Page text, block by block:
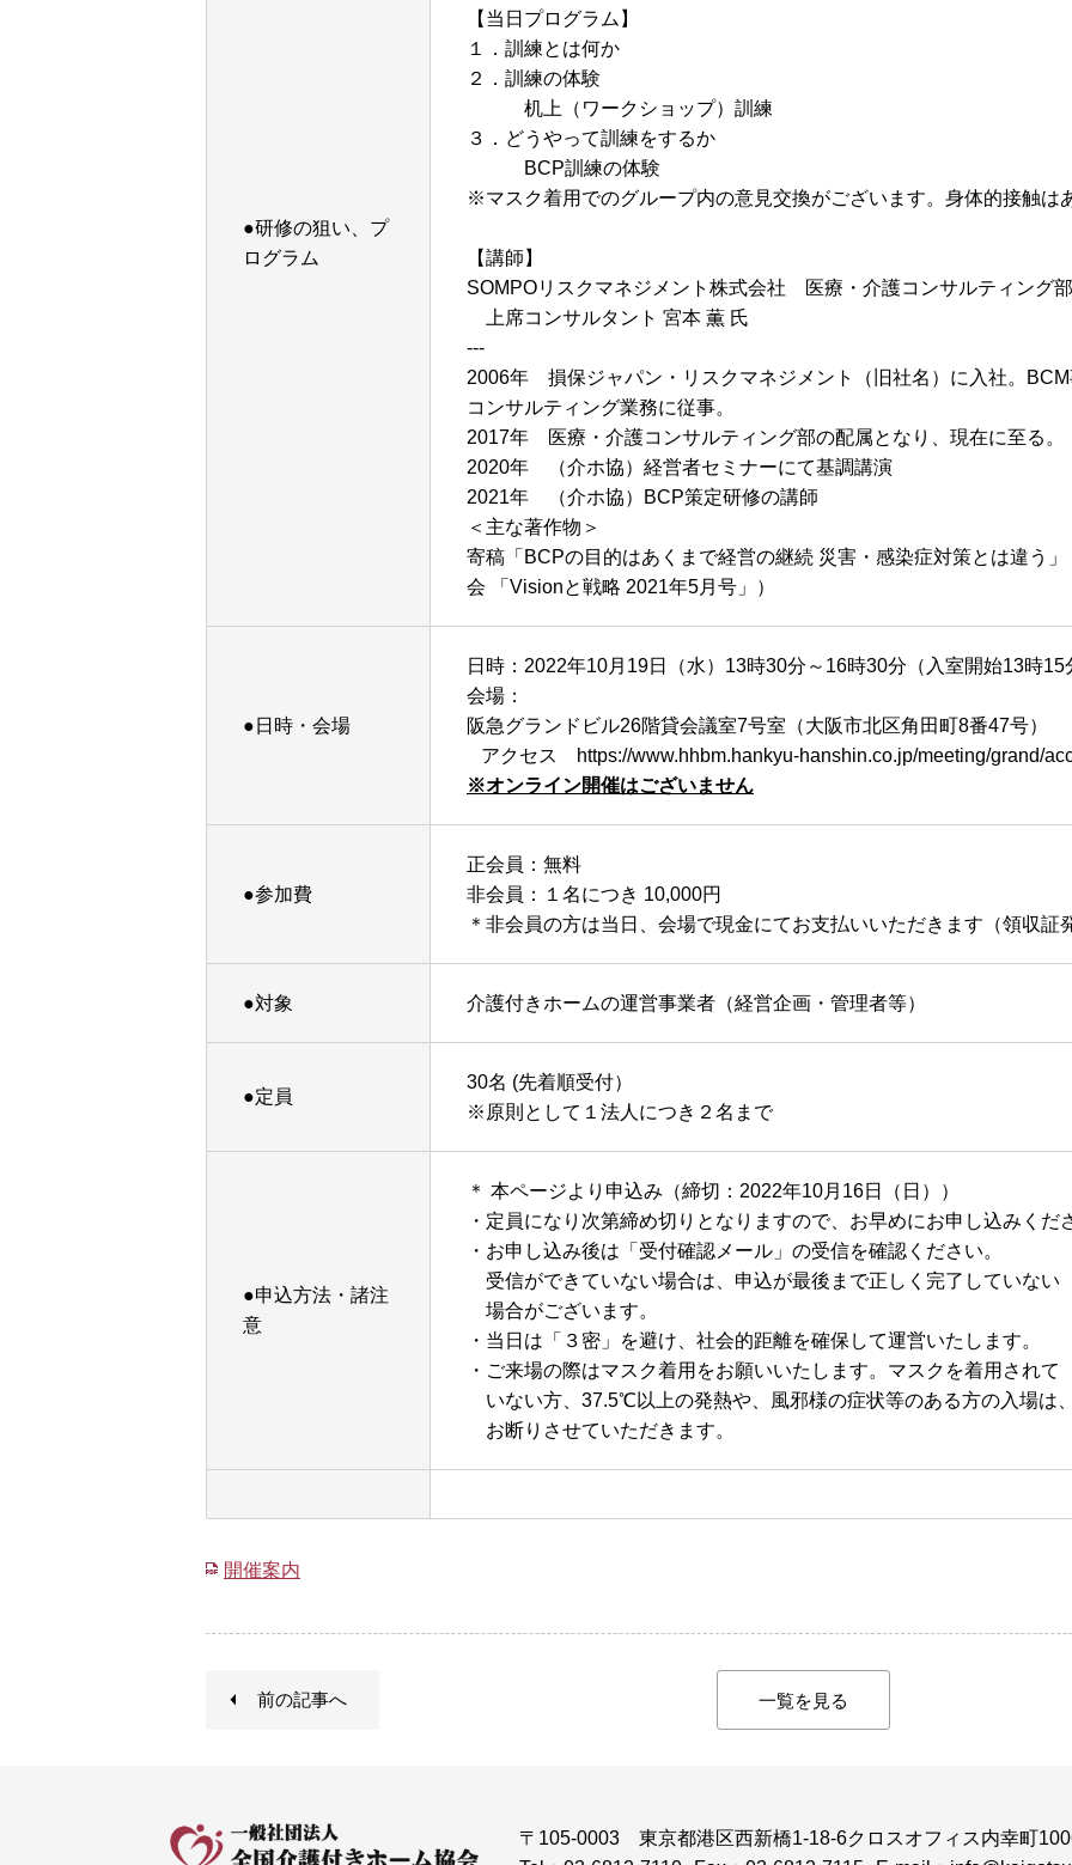
●研修の狙い、プ
ログラム
【当日プログラム】
１．訓練とは何か
２．訓練の体験
机上（ワークショップ）訓練
３．どうやって訓練をするか
BCP訓練の体験
※マスク着用でのグループ内の意見交換がございます。身体的接触は
【講師】
SOMPOリスクマネジメント株式会社 医療・介護コンサルティング部
上席コンサルタント 宮本 薫 氏
---
2006年 損保ジャパン・リスクマネジメント（旧社名）に入社。
コンサルティング業務に従事。
2017年 医療・介護コンサルティング部の配属となり、現在に至る。
2020年 （介ホ協）経営者セミナーにて基調講演
2021年 （介ホ協）BCP策定研修の講師
＜主な著作物＞
寄稿「BCPの目的はあくまで経営の継続 災害・感染症対策とは違う
会 「Visionと戦略 2021年5月号」）
●日時・会場
日時：2022年10月19日（水）13時30分～16時30分（入室開始13時15
会場：
阪急グランドビル26階貸会議室7号室（大阪市北区角田町8番47号）
アクセス
https://www.hhbm.hankyu-hanshin.co.jp/meeting/grand/
※オンライン開催はございません
●参加費
正会員：無料
非会員：１名につき 10,000円
＊非会員の方は当日、会場で現金にてお支払いいただきます（領収証
●対象 介護付きホームの運営事業者（経営企画・管理者等）
●定員
30名 (先着順受付）
※原則として１法人につき２名まで
●申込方法・諸注
意
＊ 本ページより申込み（締切：2022年10月16日（日））
・定員になり次第締め切りとなりますので、お早めにお申し込みくだ
・お申し込み後は「受付確認メール」の受信を確認ください。
受信ができていない場合は、申込が最後まで正しく完了していない
場合がございます。
・当日は「３密」を避け、社会的距離を確保して運営いたします。
・ご来場の際はマスク着用をお願いいたします。マスクを着用されて
いない方、37.5℃以上の発熱や、風邪様の症状等のある方の入場は、
お断りさせていただきます。
開催案内
前の記事へ 一覧を見る
〒105-0003 東京都港区西新橋1-18-6クロスオフィス内幸町